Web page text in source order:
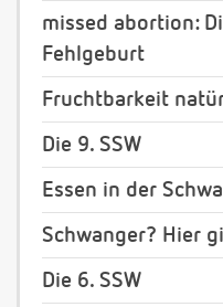
missed abortion:
Fehlgeburt
Fruchtbarkeit
Die 9. SSW
Essen in der
Schwanger? Hier
Die 6. SSW